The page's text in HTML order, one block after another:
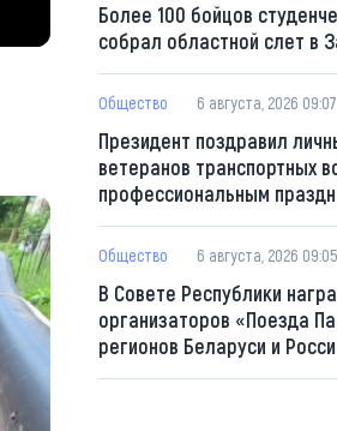
Более 100 бойцов
собрал областной слет в
Общество 6 августа, 2026 09:07
Президент поздравил
ветеранов транспортных
профессиональным
Общество 6 августа, 2026 09:05
В Совете Республики
организаторов «Поезда
регионов Беларуси и